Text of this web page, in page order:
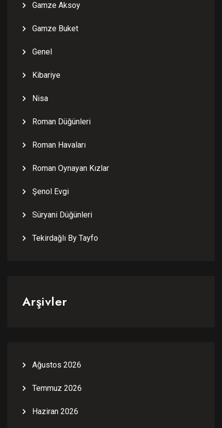
Gamze Aksoy
Gamze Buket
Genel
Kibariye
Nisa
Roman Düğünleri
Roman Havaları
Roman Oynayan Kızlar
Şenol Evgi
Süryani Düğünleri
Tekirdağlı By Tayfo
Arşivler
Ağustos 2026
Temmuz 2026
Haziran 2026